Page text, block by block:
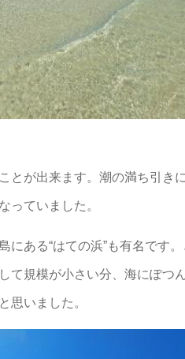
とが出来ます。潮の満ち引き
っていました。
ある“はての浜”も有名です
て規模が小さい分、海にぽつ
思いました。